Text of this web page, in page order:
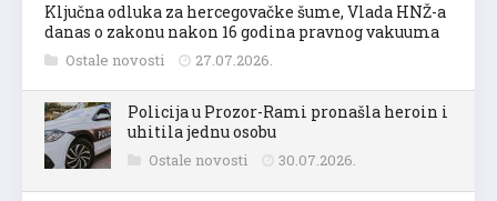
Ključna odluka za hercegovačke šume, Vlada HNŽ-a
danas o zakonu nakon 16 godina pravnog vakuuma
Ostale novosti 27.07.2026.
Policija u Prozor-Rami pronašla heroin i
uhitila jednu osobu
Ostale novosti 30.07.2026.